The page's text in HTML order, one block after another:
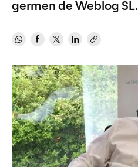
germen de Weblog SL.